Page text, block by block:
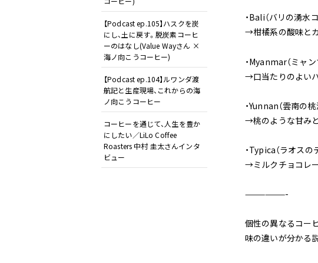
・Bali（バリの湧水
→柑橘系の酸味と
・Myanmar（ミャ
→口当たりのよい
・Yunnan（雲南の
→桃のような甘み
・Typica（ラオスの
→ミルクチョコレ
——————-
個性の異なるコー
味の違いが分かる
【Podcast ep.105】ハスクを炭
にし、土に戻す。脱炭素コーヒ
ーのはなし(Value Wayさん ×
海ノ向こうコーヒー)
【Podcast ep.104】ルワンダ渡
航記と生産現場、これからの海
ノ向こうコーヒー
コーヒーを通じて、人生を豊か
にしたい／LiLo Coffee
Roasters 中村 圭太さんインタ
ビュー